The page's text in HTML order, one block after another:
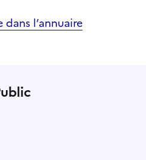
dans l’annuaire